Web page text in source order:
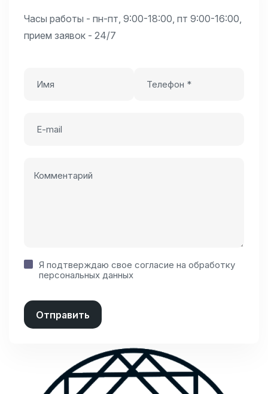
Часы работы - пн-пт, 9:00-18:00, пт 9:00-16:00,
прием заявок - 24/7
Я подтверждаю свое согласие на обработку
персональных данных
Отправить